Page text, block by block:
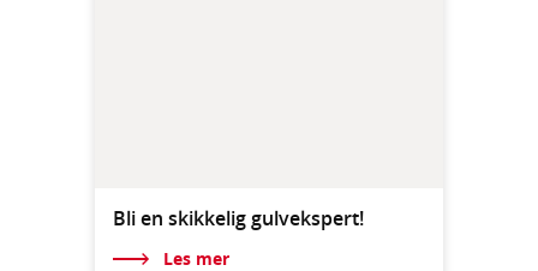
Bli en skikkelig gulvekspert!
Les mer